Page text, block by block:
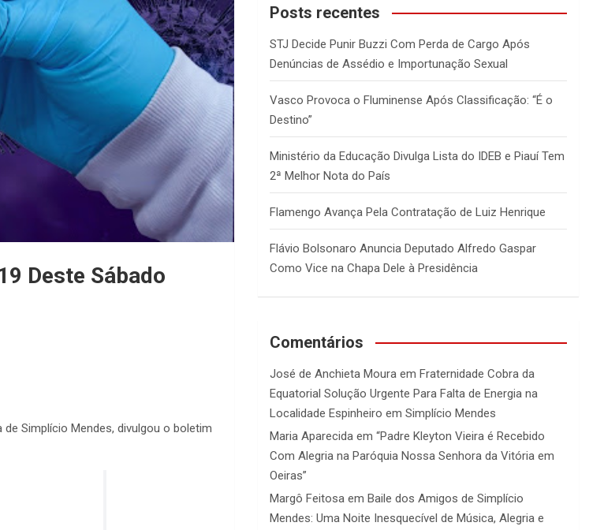
Deste Sábado
Simplício Mendes, divulgou o boletim
c
Posts recentes
STJ Decide Punir Buzzi Com Perda de Cargo Após
Denúncias de Assédio e Importunação Sexual
Vasco Provoca o Fluminense Após Classificação: “É o
Destino”
Ministério da Educação Divulga Lista do IDEB e Piauí Tem
2ª Melhor Nota do País
Flamengo Avança Pela Contratação de Luiz Henrique
Flávio Bolsonaro Anuncia Deputado Alfredo Gaspar
Como Vice na Chapa Dele à Presidência
Comentários
José de Anchieta Moura emFraternidade Cobra da
Equatorial Solução Urgente Para Falta de Energia na
Localidade Espinheiro em Simplício Mendes
Maria Aparecida em“Padre Kleyton Vieira é Recebido
Com Alegria na Paróquia Nossa Senhora da Vitória em
Oeiras”
Margô Feitosa emBaile dos Amigos de Simplício
Mendes: Uma Noite Inesquecível de Música, Alegria e